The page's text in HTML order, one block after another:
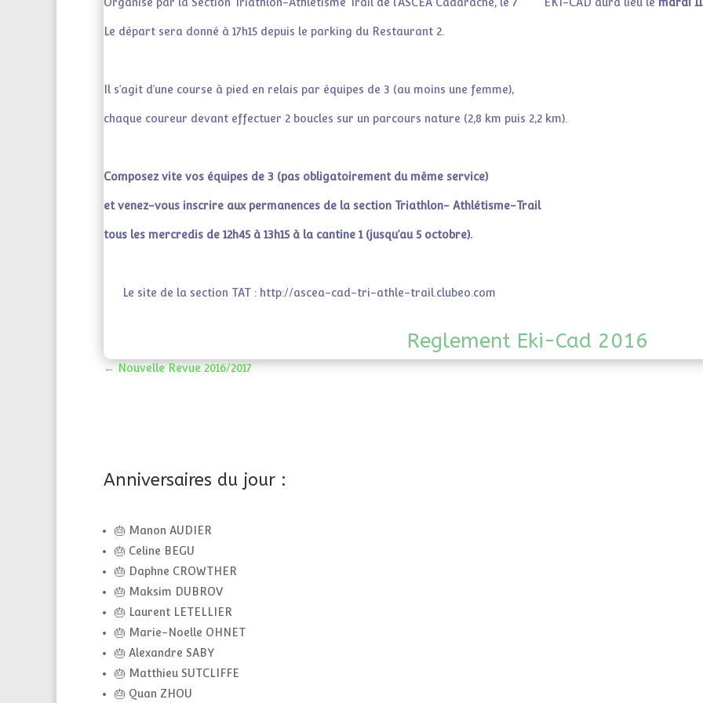
Le départ sera donné à 17h15 depuis le parking du Restaurant 2.
Il s’agit d’une course à pied en relais par équipes de 3 (au moins une femme),
chaque coureur devant effectuer 2 boucles sur un parcours nature (2,8 km puis 2,2 km).
Composez vite vos équipes de 3 (pas obligatoirement du même service)
et venez-vous inscrire aux permanences de la section Triathlon- Athlétisme-Trail
tous les mercredis de 12h45 à 13h15 à la cantine 1 (jusqu’au 5 octobre).
Le site de la section TAT : http://ascea-cad-tri-athle-trail.clubeo.com
Reglement Eki-Cad 2016
← Nouvelle Revue 2016/2017
Anniversaires du jour :
🎂 Manon AUDIER
🎂 Celine BEGU
🎂 Daphne CROWTHER
🎂 Maksim DUBROV
🎂 Laurent LETELLIER
🎂 Marie-Noelle OHNET
🎂 Alexandre SABY
🎂 Matthieu SUTCLIFFE
🎂 Quan ZHOU